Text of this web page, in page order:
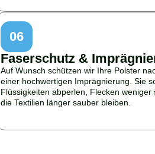
06
Faserschutz &
Auf Wunsch schützen wir Ihre Polster
einer hochwertigen Imprägnierung. Sie
Flüssigkeiten abperlen, Flecken weniger
die Textilien länger sauber bleiben.